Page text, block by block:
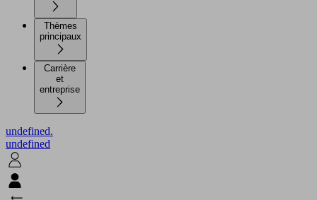
Thèmes
principaux
Carrière
et
entreprise
undefined.
undefined